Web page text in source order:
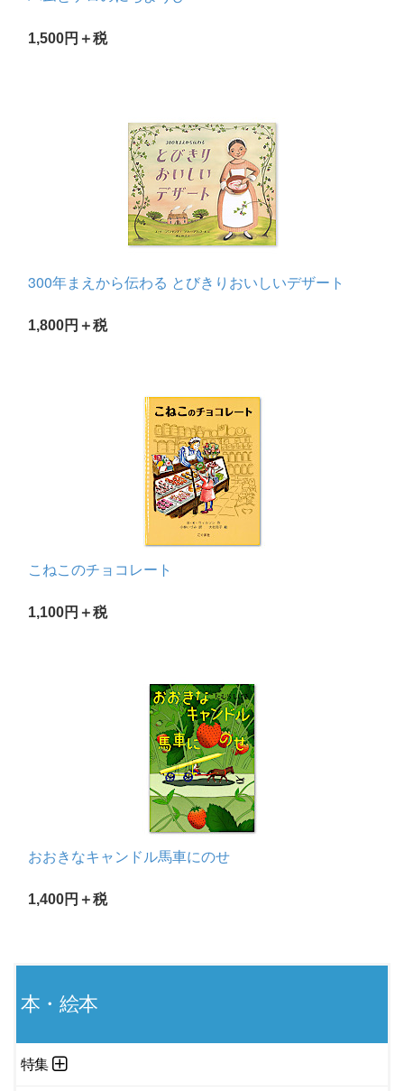
1,500円＋税
300年まえから伝わる とびきりおいしいデザート
1,800円＋税
こねこのチョコレート
1,100円＋税
おおきなキャンドル馬車にのせ
1,400円＋税
本・絵本
特集